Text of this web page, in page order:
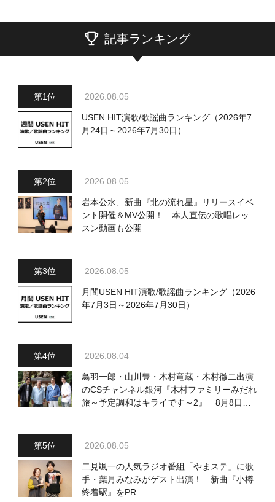
記事ランキング
2026.08.05
USEN HIT演歌/歌謡曲ランキング（2026年7
月24日～2026年7月30日）
2026.08.05
岩本公水、新曲『北の流れ星』リリースイベ
ント開催＆MV公開！ 本人直伝の歌唱レッ
スン動画も公開
2026.08.05
月間USEN HIT演歌/歌謡曲ランキング（2026
年7月3日～2026年7月30日）
2026.08.04
鳥羽一郎・山川豊・木村竜蔵・木村徹二出演
のCSチャンネル銀河『木村ファミリーみだれ
旅～予定調和はキライです～2』 8月8日
2026.08.05
二見颯一の人気ラジオ番組「やまステ」に歌
手・葉月みなみがゲスト出演！ 新曲『小樽
終着駅』をPR